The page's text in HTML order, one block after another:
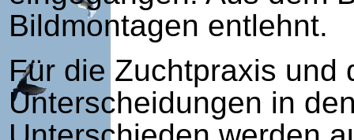
Bildmontagen entlehnt.
Für die Zuchtpraxis und
Unterscheidungen in